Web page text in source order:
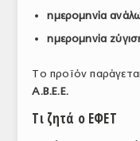
Profile
ΣΥΝΕΔΡΙΟ ΚΡΕΑΤΟΣ
ημερομηνία
ημερομηνία
Το προϊόν
Α.Β.Ε.Ε.
Τι ζητά ο ΕΦΕΤ